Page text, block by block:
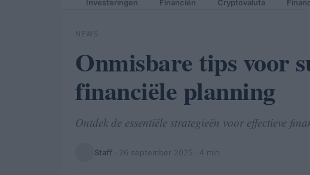
Investeringen Financiën Cryptovaluta
NEWS
Onmisbare tips voor
financiële planning
Ontdek de essentiële strategieën voor effectieve
Staff 26 september 2025 · 4 min